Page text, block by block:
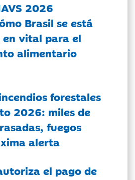
2026
Brasil se está
vital para el
alimentario
forestales
2026: miles de
fuegos
alerta
el pago de